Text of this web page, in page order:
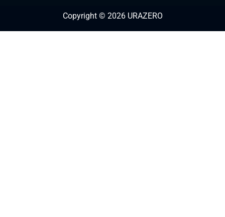
Copyright © 2026 URAZERO